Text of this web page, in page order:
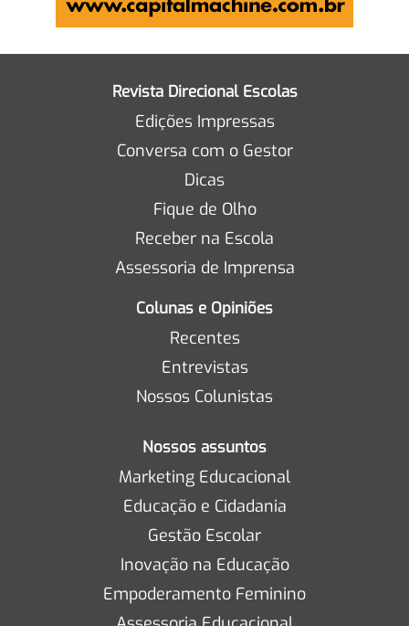
Revista Direcional Escolas
Edições Impressas
Conversa com o Gestor
Dicas
Fique de Olho
Receber na Escola
Assessoria de Imprensa
Colunas e Opiniões
Recentes
Entrevistas
Nossos Colunistas
Nossos assuntos
Marketing Educacional
Educação e Cidadania
Gestão Escolar
Inovação na Educação
Empoderamento Feminino